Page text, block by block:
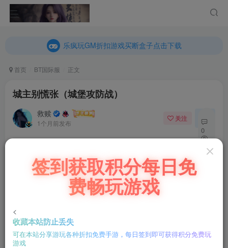
乐疯玩GM折扣游戏买断盒子点击下载
乐疯玩GM折扣游戏买断盒子点击下载
首页 BT国际服 正文
城主别慌张（城堡攻防战）
救赎
1个月前发布
关注 私信
0
55
充值福利联系站长.充值福利注意注册新账号
后台激活码联系客服购买
城主别慌张（城堡攻防战）
帖*888
下载地址：https://chengzhu.d2dx8.com/?p=10383
签到获取积分每日免
费畅玩游戏
<
收藏本站防止丢失
可在本站分享游玩各种折扣免费手游，每日签到即可获得积分免费玩
游戏